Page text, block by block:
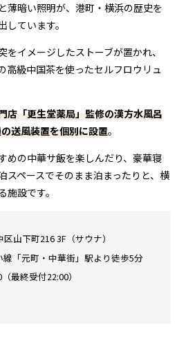
薄暗い照明が、港町・横浜の歴史を
ています。
イメージしたストーブが置かれ、
高級中国茶を使ったセルフロウリュ
店「更生堂薬局」監修の漢方水風呂
送風装置を個別に設置。
めの中華サ飯を楽しんだり、豪華寝
スペースでそのまま泊まったりと、横
設です。
山下町216 3F（サウナ）
線「元町・中華街」駅より徒歩5分
最終受付22:00）